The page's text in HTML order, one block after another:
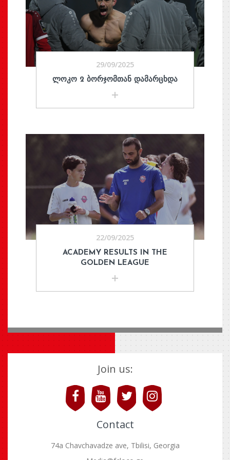
29/09/2025
ᲚᲝᲙᲝ 2 ᲑᲝᲠᲯᲝᲛᲗᲐᲜ ᲓᲐᲛᲐᲠᲪᲮᲓᲐ
22/09/2025
ACADEMY RESULTS IN THE
GOLDEN LEAGUE
Join us:
Contact
74a Chavchavadze ave, Tbilisi, Georgia